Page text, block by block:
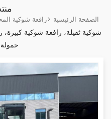
الصفحة الرئيسية رافعة شوكية
شوكية ثقيلة، رافعة شوكية كبيرة،
حمولة 35 طنًا